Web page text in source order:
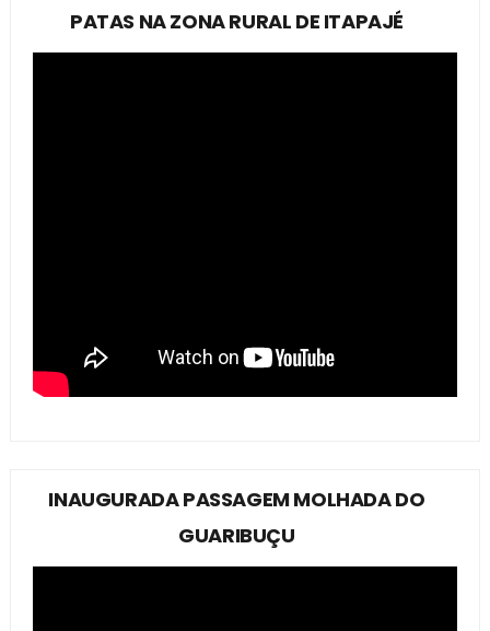
PATAS NA ZONA RURAL DE ITAPAJÉ
INAUGURADA PASSAGEM MOLHADA DO
GUARIBUÇU